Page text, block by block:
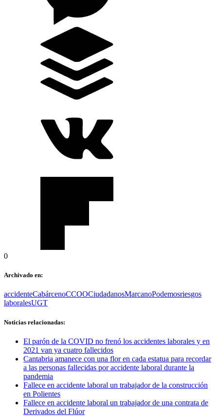
0
Archivado en:
accidenteCabárcenoCCOOCiudadanosMarcanoPodemosriesgos
laboralesUGT
Noticias relacionadas:
El parón de la COVID no frenó los accidentes laborales y en
2021 van ya cuatro fallecidos
Cantabria amanece con una flor en cada estatua para recordar
a las personas fallecidas por accidente laboral durante la
pandemia
Fallece en accidente laboral un trabajador de la construcción
en Polientes
Fallece en accidente laboral un trabajador de una contrata de
Derivados del Flúor